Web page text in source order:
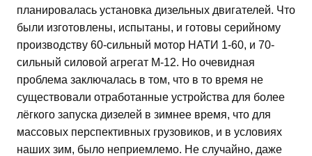
планировалась установка дизельных двигателей. Что
были изготовлены, испытаны, и готовы серийному
производству 60-сильный мотор НАТИ 1-60, и 70-
сильный силовой агрегат М-12. Но очевидная
проблема заключалась в том, что в то время не
существовали отработанные устройства для более
лёгкого запуска дизелей в зимнее время, что для
массовых перспективных грузовиков, и в условиях
наших зим, было неприемлемо. Не случайно, даже